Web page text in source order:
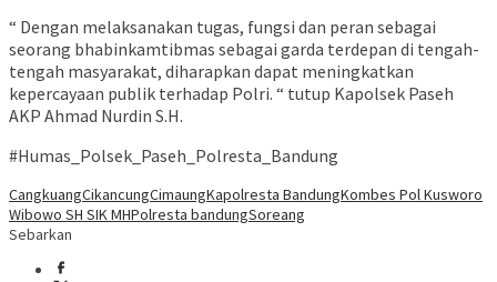
“ Dengan melaksanakan tugas, fungsi dan peran sebagai
seorang bhabinkamtibmas sebagai garda terdepan di tengah-
tengah masyarakat, diharapkan dapat meningkatkan
kepercayaan publik terhadap Polri. “ tutup Kapolsek Paseh
AKP Ahmad Nurdin S.H.
#Humas_Polsek_Paseh_Polresta_Bandung
CangkuangCikancungCimaungKapolresta BandungKombes Pol Kusworo
Wibowo SH SIK MHPolresta bandungSoreang
Sebarkan